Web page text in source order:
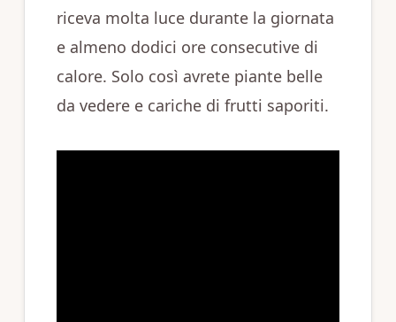
riceva molta luce durante la giornata
e almeno dodici ore consecutive di
calore. Solo così avrete piante belle
da vedere e cariche di frutti saporiti.